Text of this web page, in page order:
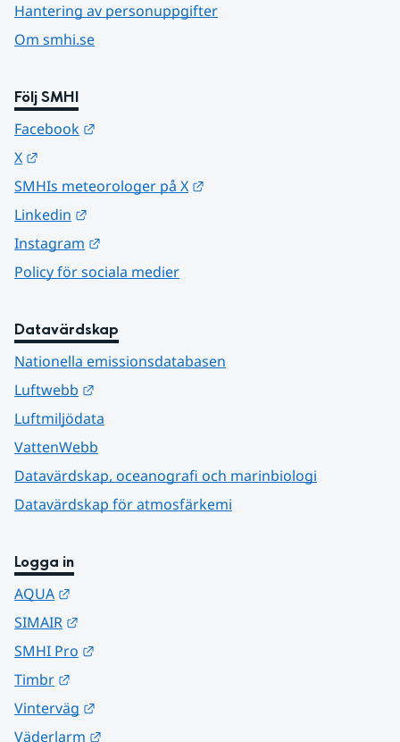
Hantering av personuppgifter
Om smhi.se
Följ SMHI
Facebook
X
SMHIs meteorologer på X
Linkedin
Instagram
Policy för sociala medier
Datavärdskap
Nationella emissionsdatabasen
Luftwebb
Luftmiljödata
VattenWebb
Datavärdskap, oceanografi och marinbiologi
Datavärdskap för atmosfärkemi
Logga in
AQUA
SIMAIR
SMHI Pro
Timbr
Vinterväg
Väderlarm